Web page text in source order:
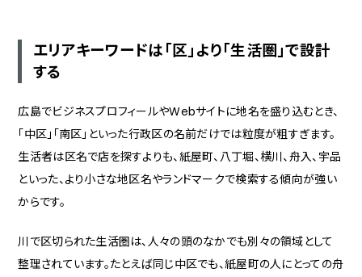
エリアキーワードは「区」より「生活圏」で設計
する
広島でビジネスプロフィールやWebサイトに地名を盛り込むとき、
「中区」「南区」といった行政区の名前だけでは粒度が粗すぎます。
生活者は区名で店を探すよりも、紙屋町、八丁堀、横川、舟入、宇品
といった、より小さな地区名やランドマークで検索する傾向が強い
からです。
川で区切られた生活圏は、人々の頭のなかでも別々の領域として
整理されています。たとえば同じ中区でも、紙屋町の人にとっての舟